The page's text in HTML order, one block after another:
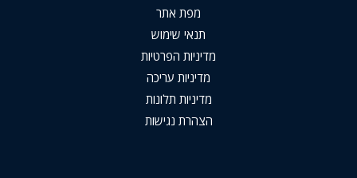
מפת אתר
תנאי שימוש
מדיניות הפרטיות
מדיניות עריכה
מדיניות תלונות
הצהרת נגישות